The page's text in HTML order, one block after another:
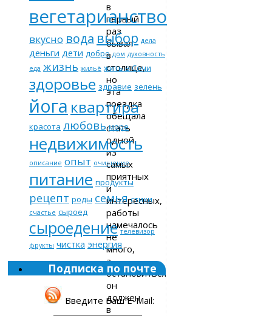
в
первый
раз
бывал
в
столице,
но
эта
поездка
обещала
стать
одной
из
самых
приятных
и
интересных,
работы
намечалось
не
много,
а
остановиться
он
должен
в
вегетарианство
вкусно вода выбор дела
деньги дети добро дом духовность
еда жизнь жильё жить в Сочи
здоровье здравие зелень
йога квартира
красота любовь море
недвижимость
описание опыт очищение
питание продукты
рецепт роды семья стихи
счастье сыроед
сыроедение телевизор
фрукты чистка энергия
Подписка по почте
Введите Ваш E-Mail: